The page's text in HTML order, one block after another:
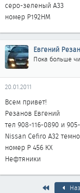
серо-зеленый А33
номер Р192НМ
Евгений
Пока больше
20.01.2011
Всем привет!
Резанов Евгений
тел 908-116-0890 и
Nissan Cefiro A32
номер Р 456 КХ
Нефтяники
Первый